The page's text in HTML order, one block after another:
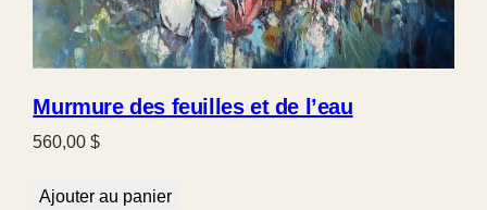
Murmure des feuilles et de l’eau
560,00$
Ajouter au panier